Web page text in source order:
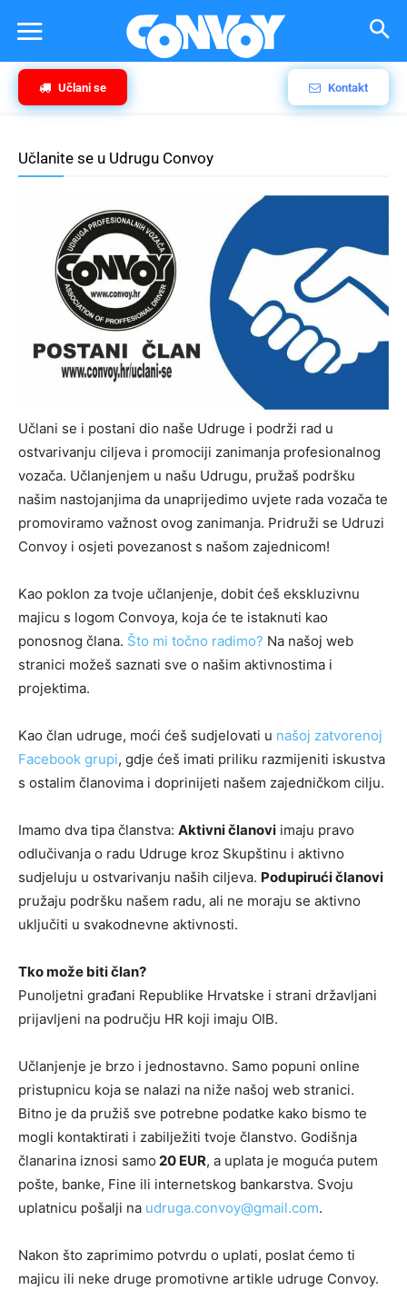
Učlani se Kontakt
Učlanite se u Udrugu Convoy
Učlani se i postani dio naše Udruge i podrži rad u
ostvarivanju ciljeva i promociji zanimanja profesionalnog
vozača. Učlanjenjem u našu Udrugu, pružaš podršku
našim nastojanjima da unaprijedimo uvjete rada vozača te
promoviramo važnost ovog zanimanja. Pridruži se Udruzi
Convoy i osjeti povezanost s našom zajednicom!
Kao poklon za tvoje učlanjenje, dobit ćeš ekskluzivnu
majicu s logom Convoya, koja će te istaknuti kao
ponosnog člana. Što mi točno radimo? Na našoj web
stranici možeš saznati sve o našim aktivnostima i
projektima.
Kao član udruge, moći ćeš sudjelovati u našoj zatvorenoj
Facebook grupi, gdje ćeš imati priliku razmijeniti iskustva
s ostalim članovima i doprinijeti našem zajedničkom cilju.
Imamo dva tipa članstva: Aktivni članovi imaju pravo
odlučivanja o radu Udruge kroz Skupštinu i aktivno
sudjeluju u ostvarivanju naših ciljeva. Podupirući članovi
pružaju podršku našem radu, ali ne moraju se aktivno
uključiti u svakodnevne aktivnosti.
Tko može biti član?
Punoljetni građani Republike Hrvatske i strani državljani
prijavljeni na području HR koji imaju OIB.
Učlanjenje je brzo i jednostavno. Samo popuni online
pristupnicu koja se nalazi na niže našoj web stranici.
Bitno je da pružiš sve potrebne podatke kako bismo te
mogli kontaktirati i zabilježiti tvoje članstvo. Godišnja
članarina iznosi samo 20 EUR, a uplata je moguća putem
pošte, banke, Fine ili internetskog bankarstva. Svoju
uplatnicu pošalji na udruga.convoy@gmail.com.
Nakon što zaprimimo potvrdu o uplati, poslat ćemo ti
majicu ili neke druge promotivne artikle udruge Convoy.